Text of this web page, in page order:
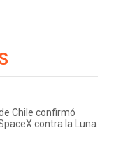
Chile confirmó
contra la Luna